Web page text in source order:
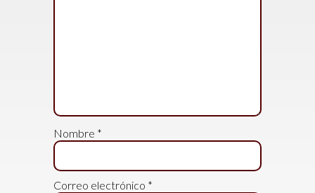
Nombre *
Correo electrónico *